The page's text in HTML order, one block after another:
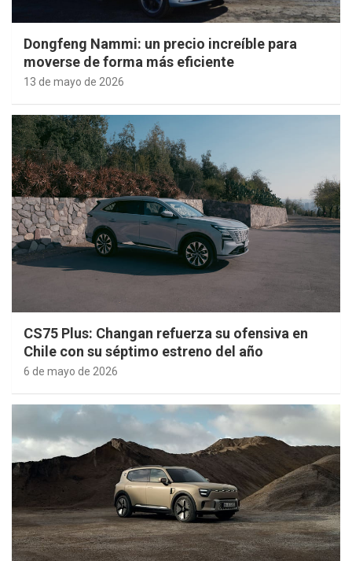
Dongfeng Nammi: un precio increíble para
moverse de forma más eficiente
13 de mayo de 2026
CS75 Plus: Changan refuerza su ofensiva en
Chile con su séptimo estreno del año
6 de mayo de 2026